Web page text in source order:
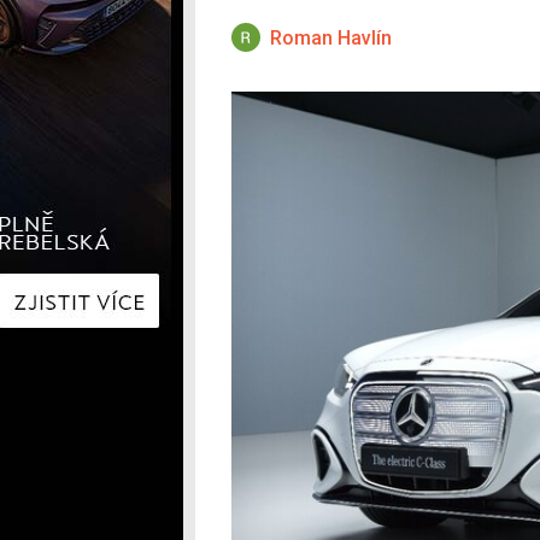
Kia
Peugeot
Renault
Toyota
Roman Havlín